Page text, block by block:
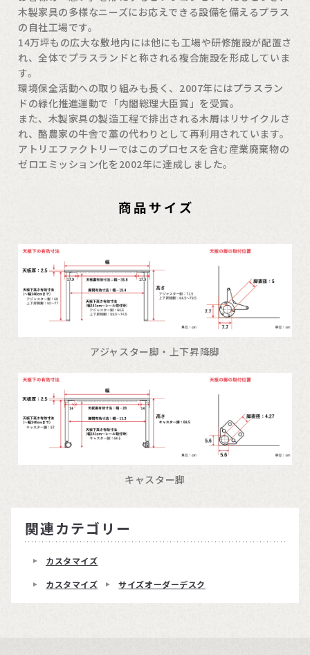
木製家具の多様なニーズにお応えできる設備を備えるプラス
の自社工場です。
14万坪もの広大な敷地内には他にも工場や研修施設が配置さ
れ、全体でプラスランドと称される複合施設を形成していま
す。
環境保全活動への取り組みも長く、2007年にはプラスラン
ドの緑化推進運動で「内閣総理大臣賞」を受賞。
また、木製家具の製造工程で排出される木屑はリサイクルさ
れ、酪農家の牛舎で藁の代わりとして再利用されています。
アトリエファクトリーではこのプロセスを含む産業廃棄物の
ゼロエミッション化を2002年に達成しました。
アジャスター脚・上下昇降脚
キャスター脚
関連カテゴリー
カスタマイズ
カスタマイズ
サイズオーダーデスク